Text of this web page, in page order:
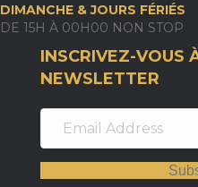
DIMANCHE & JOURS FÉRIÉS
DE 15H À 00H00 NON STOP
INSCRIVEZ-VOUS
NEWSLETTER